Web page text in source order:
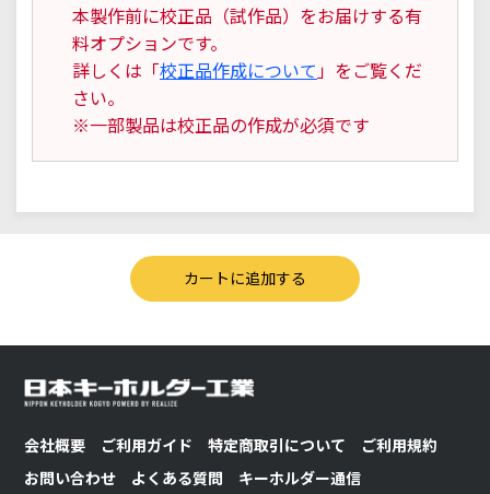
本製作前に校正品（試作品）をお届けする有
料オプションです。
詳しくは「校正品作成について 」をご覧くだ
さい。
※一部製品は校正品の作成が必須です
会社概要 ご利用ガイド 特定商取引について
ご利用規約
お問い合わせ
よくある質問 キーホルダー通信